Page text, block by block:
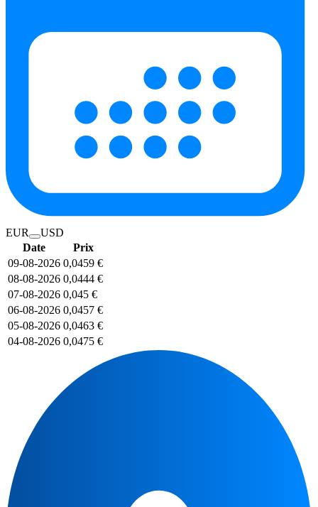
EUR
USD
Date
Prix
09-08-2026 0,0459 €
08-08-2026 0,0444 €
07-08-2026 0,045 €
06-08-2026 0,0457 €
05-08-2026 0,0463 €
04-08-2026 0,0475 €